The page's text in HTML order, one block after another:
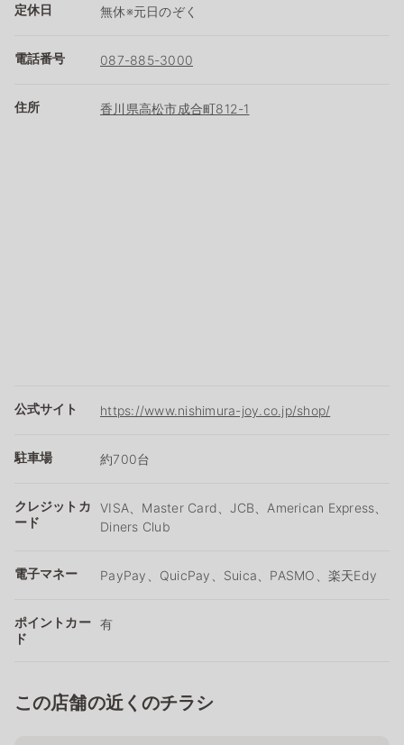
定休日 無休※元日のぞく
電話番号 087-885-3000
住所 香川県高松市成合町812-1
公式サイト https://www.nishimura-joy.co.jp/shop/
駐車場 約700台
クレジットカ
ード
VISA、Master Card、JCB、American Express、
Diners Club
電子マネー PayPay、QuicPay、Suica、PASMO、楽天Edy
ポイントカー
ド
有
この店舗の近くのチラシ